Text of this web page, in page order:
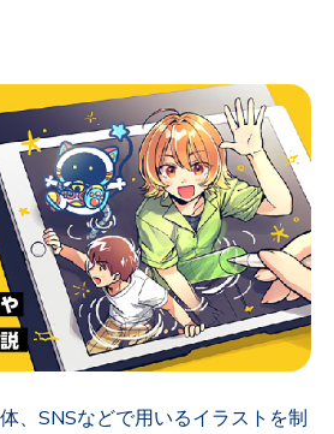
、SNSなどで用いるイラストを制